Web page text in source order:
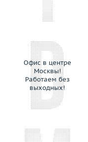
Avakian
Balocchi Preziosi
Baume&Mercier
Belle Bague (GIM)
Bellini
Benfaremo Marco
Bernhard H.Mayer
Bersani
Bibigi
Выбрано: всё
Выбрано: всё
Выбрано: всё
Офис в центре
Москвы!
Работаем без
выходных!